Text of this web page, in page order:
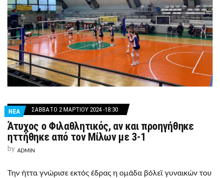
ΝΕΑ ΣΆΒΒΑΤΟ 2 ΜΑΡΤΊΟΥ 2024 -18:30
Άτυχος ο Φιλαθλητικός, αν και προηγήθηκε
ηττήθηκε από τον Μίλων με 3-1
by ADMIN
Την ήττα γνώρισε εκτός έδρας η ομάδα βόλεϊ γυναικών του